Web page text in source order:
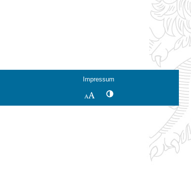
Impressum
SchriftgrößeKontrastwechsel